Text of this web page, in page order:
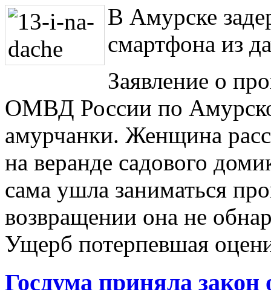
В Амурске
смартфона из
Заявление о
ОМВД России по
амурчанки. Женщина
на веранде садового
сама ушла заниматься
возвращении она не
Ущерб потерпевшая
Госдума приняла закон